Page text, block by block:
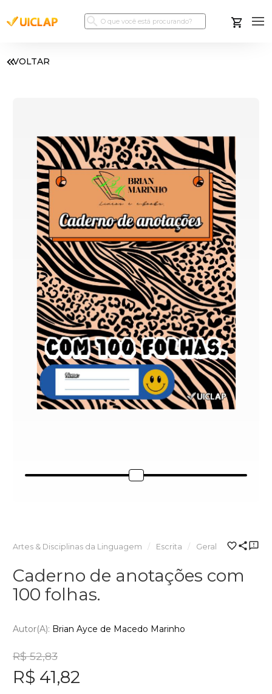
VOLTAR
Artes & Disciplinas da Linguagem Escrita Geral
Caderno de anotações com
100 folhas.
Autor(a): Brian Ayce de Macedo Marinho
R$ 52,83
R$ 41,82